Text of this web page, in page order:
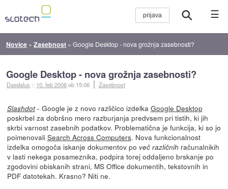
☰
Novice »Zasebnost »Google Desktop - nova grožnja zasebnosti?
Google Desktop - nova grožnja zasebnosti?
Daedalus :: 10. feb 2006ob 15:06 Zasebnost
Slashdot- Google je z novo različico izdelka Google Desktop
poskrbel za dobršno mero razburjanja predvsem pri tistih, ki jih
skrbi varnost zasebnih podatkov. Problematična je funkcija, ki so jo
poimenovali Search Across Computers. Nova funkcionalnost
izdelka omogoča iskanje dokumentov po več različnih računalnikih
v lasti nekega posameznika, podpira torej oddaljeno brskanje po
zgodovini obiskanih strani, MS Office dokumentih, tekstovnih in
PDF datotekah. Krasno? Niti ne.